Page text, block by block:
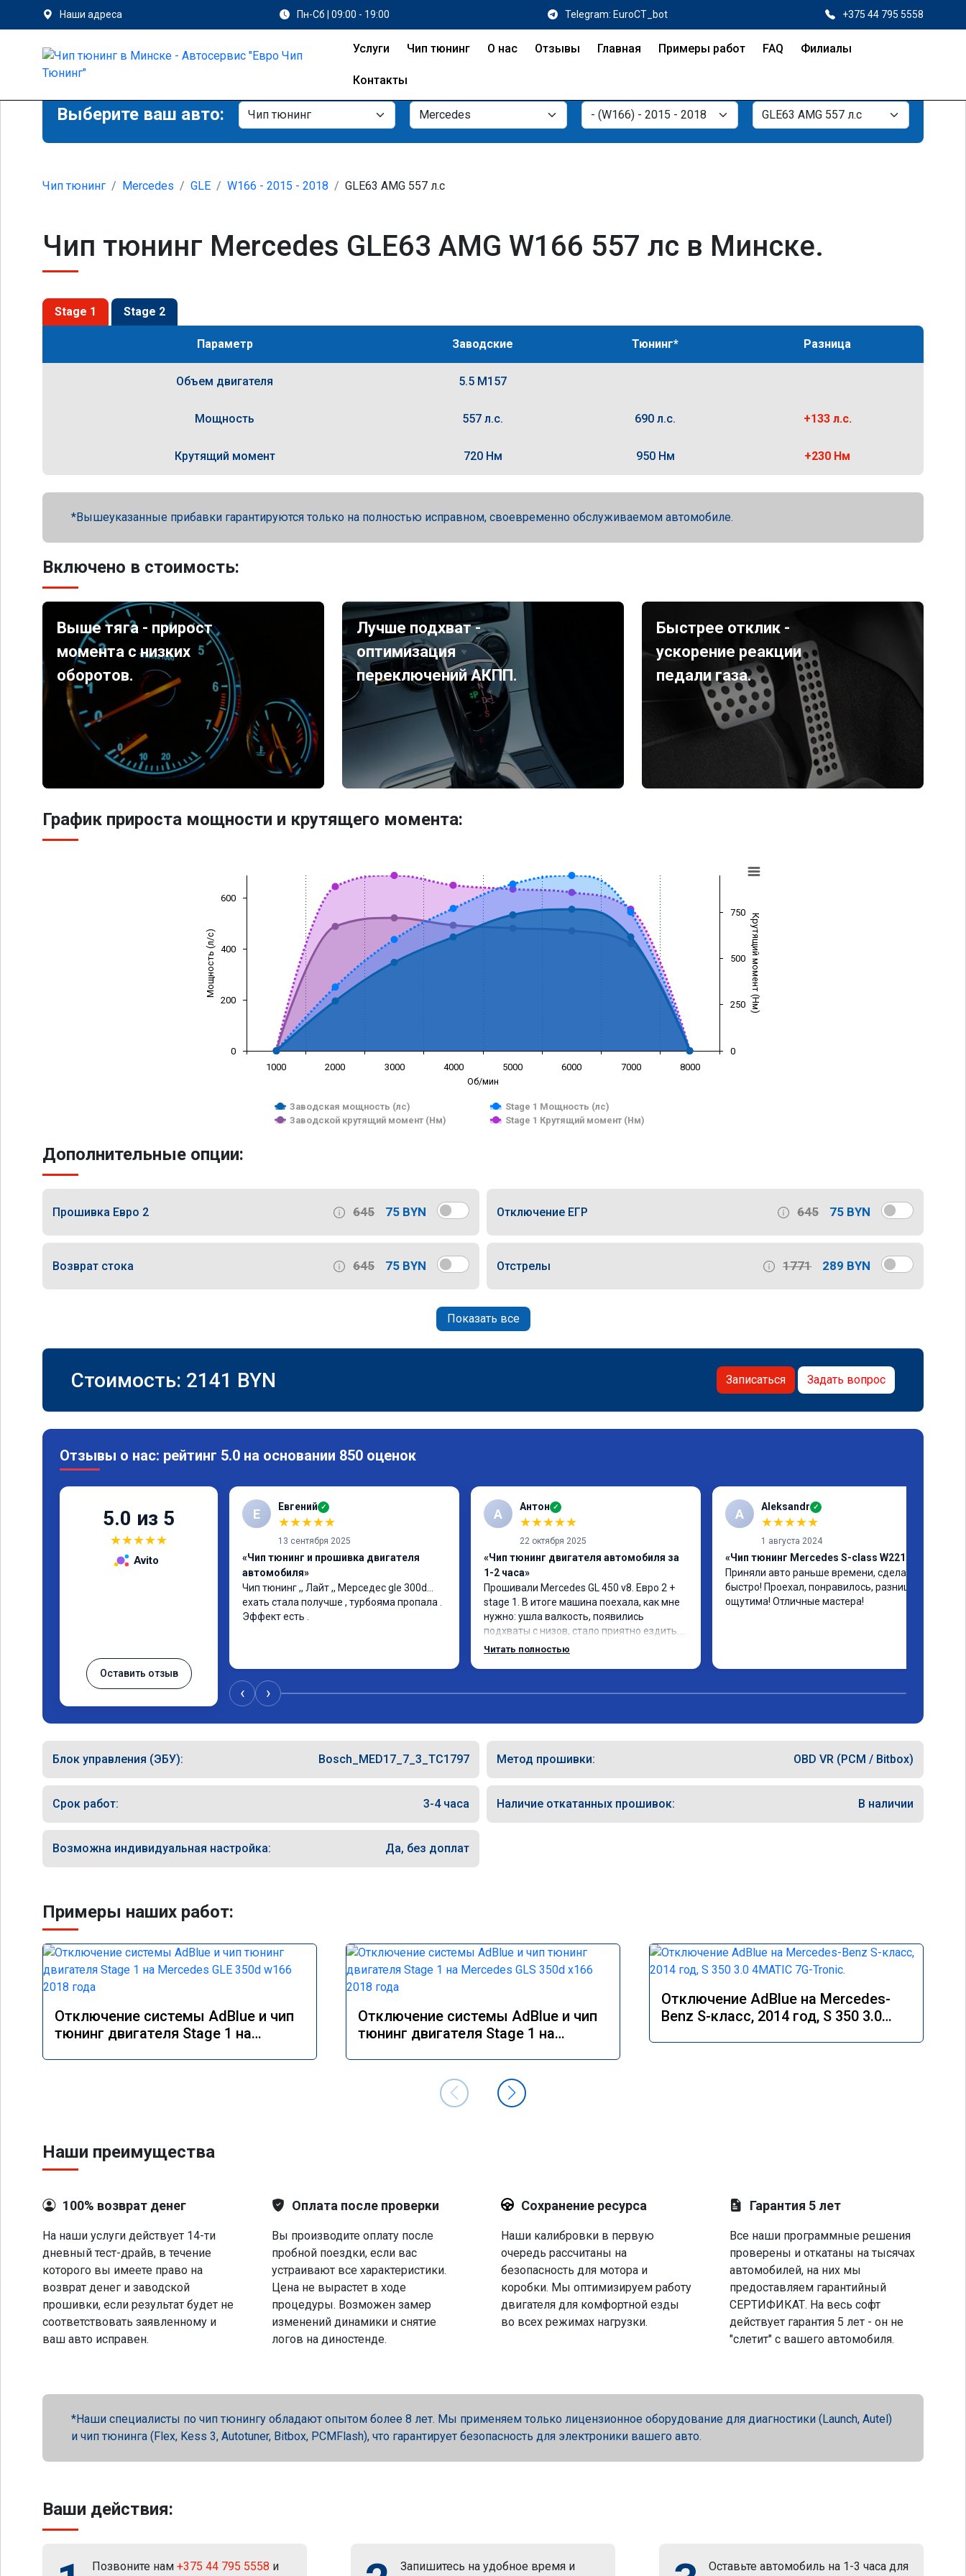
Наши адреса Пн-Сб | 09:00 - 19:00 Telegram: EuroCT_bot +375 44 795 5558
Услуги Чип тюнинг О нас Отзывы Главная Примеры работ FAQ Филиалы
Контакты
Выберите ваш авто:
Чип тюнинг Mercedes GLE W166 - 2015 - 2018 GLE63 AMG 557 л.с
Чип тюнинг Mercedes GLE63 AMG W166 557 лс в Минске.
Stage 1 Stage 2
Параметр Заводские Тюнинг* Разница
Объем двигателя 5.5 M157
Мощность 557 л.с. 690 л.с. +133 л.с.
Крутящий момент 720 Нм 950 Нм +230 Нм
Вышеуказанные прибавки гарантируются только на полностью исправном, своевременно обслуживаемом автомобиле.
Включено в стоимость:
Выше тяга - прирост
момента с низких
оборотов.
Лучше подхват -
оптимизация
переключений АКПП.
Быстрее отклик -
ускорение реакции
педали газа.
График прироста мощности и крутящего момента:
Об/мин
Мощность (л/с) Крутящий момент (Нм)
Заводская мощность (лс)
Stage 1 Мощность (лс)
Заводской крутящий момент (Нм)
Stage 1 Крутящий момент (Нм)
1000 2000 3000 4000 5000 6000 7000 8000
0
200
400
600
0
250
500
750
Дополнительные опции:
Прошивка Евро 2 645 75 BYN Отключение ЕГР 645 75 BYN
Возврат стока 645 75 BYN Отстрелы 1771 289 BYN
Показать все
Стоимость: 2141 BYN Записаться Задать вопрос
Отзывы о нас: рейтинг 5.0 на основании 850 оценок
5.0 из 5
★★★★★
Avito
Оставить отзыв
Е Евгений ✓
★★★★★
13 сентября 2025
«Чип тюнинг и прошивка двигателя
автомобиля»
Чип тюнинг ,, Лайт ,, Мерседес gle 300d…
ехать стала получше , турбояма пропала .
Эффект есть .
А Антон ✓
★★★★★
22 октября 2025
«Чип тюнинг двигателя автомобиля за
1-2 часа»
Прошивали Mercedes GL 450 v8. Евро 2 +
stage 1. В итоге машина поехала, как мне
нужно: ушла валкость, появились
подхваты с низов, стало приятно ездить.
Одни из лучших трат, в авто! 🔥
Читать полностью
A Aleksandr ✓
★★★★★
1 августа 2024
«Чип тюнинг Mercedes S-class W221»
Приняли авто раньше времени, сделали
быстро! Проехал, понравилось, разница
ощутима! Отличные мастера!
‹ ›
Блок управления (ЭБУ): Bosch_MED17_7_3_TC1797 Метод прошивки: OBD VR (PCM / Bitbox)
Срок работ: 3-4 часа Наличие откатанных прошивок: В наличии
Возможна индивидуальная настройка: Да, без доплат
Примеры наших работ:
Отключение системы AdBlue и чип
тюнинг двигателя Stage 1 на
Отключение системы AdBlue и чип
тюнинг двигателя Stage 1 на
Отключение AdBlue на Mercedes-
Benz S-класс, 2014 год, S 350 3.0
Наши преимущества
100% возврат денег
На наши услуги действует 14-ти
дневный тест-драйв, в течение
которого вы имеете право на
возврат денег и заводской
прошивки, если результат будет не
соответствовать заявленному и
ваш авто исправен.
Оплата после проверки
Вы производите оплату после
пробной поездки, если вас
устраивают все характеристики.
Цена не вырастет в ходе
процедуры. Возможен замер
изменений динамики и снятие
логов на диностенде.
Сохранение ресурса
Наши калибровки в первую
очередь рассчитаны на
безопасность для мотора и
коробки. Мы оптимизируем работу
двигателя для комфортной езды
во всех режимах нагрузки.
Гарантия 5 лет
Все наши программные решения
проверены и откатаны на тысячах
автомобилей, на них мы
предоставляем гарантийный
СЕРТИФИКАТ. На весь софт
действует гарантия 5 лет - он не
"слетит" с вашего автомобиля.
Наши специалисты по чип тюнингу обладают опытом более 8 лет. Мы применяем только лицензионное оборудование для диагностики (Launch, Autel)
и чип тюнинга (Flex, Kess 3, Autotuner, Bitbox, PCMFlash), что гарантирует безопасность для электроники вашего авто.
Ваши действия:
Позвоните нам +375 44 795 5558 и Запишитесь на удобное время и Оставьте автомобиль на 1-3 часа для